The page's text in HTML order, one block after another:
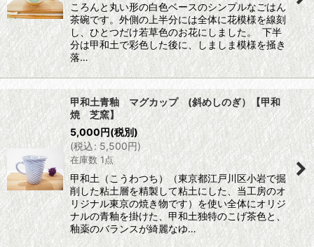
ころんと丸い形の白色ベースのシンプルなごはん
茶碗です。外側の上半分には全体に花模様を線刻
し、ひとつだけ若草色のお花にしました。 下半
分は甲和土で彩色した後に、しましま模様を掻き
落…
甲和土青釉 マグカップ (斜めしのぎ）【甲和
焼 芝窯】
5,000 円(税別)
(税込: 5,500円)
在庫数 1点
甲和土（こうわつち）（東京都江戸川区小岩で掘
削した粘土層を精製して粘土にした、当工房のオ
リジナル東京の焼き物です）を使い全体にオリジ
ナルの青釉を掛けた、甲和土独特のこげ茶色と、
釉薬のバランスが綺麗なゆ…